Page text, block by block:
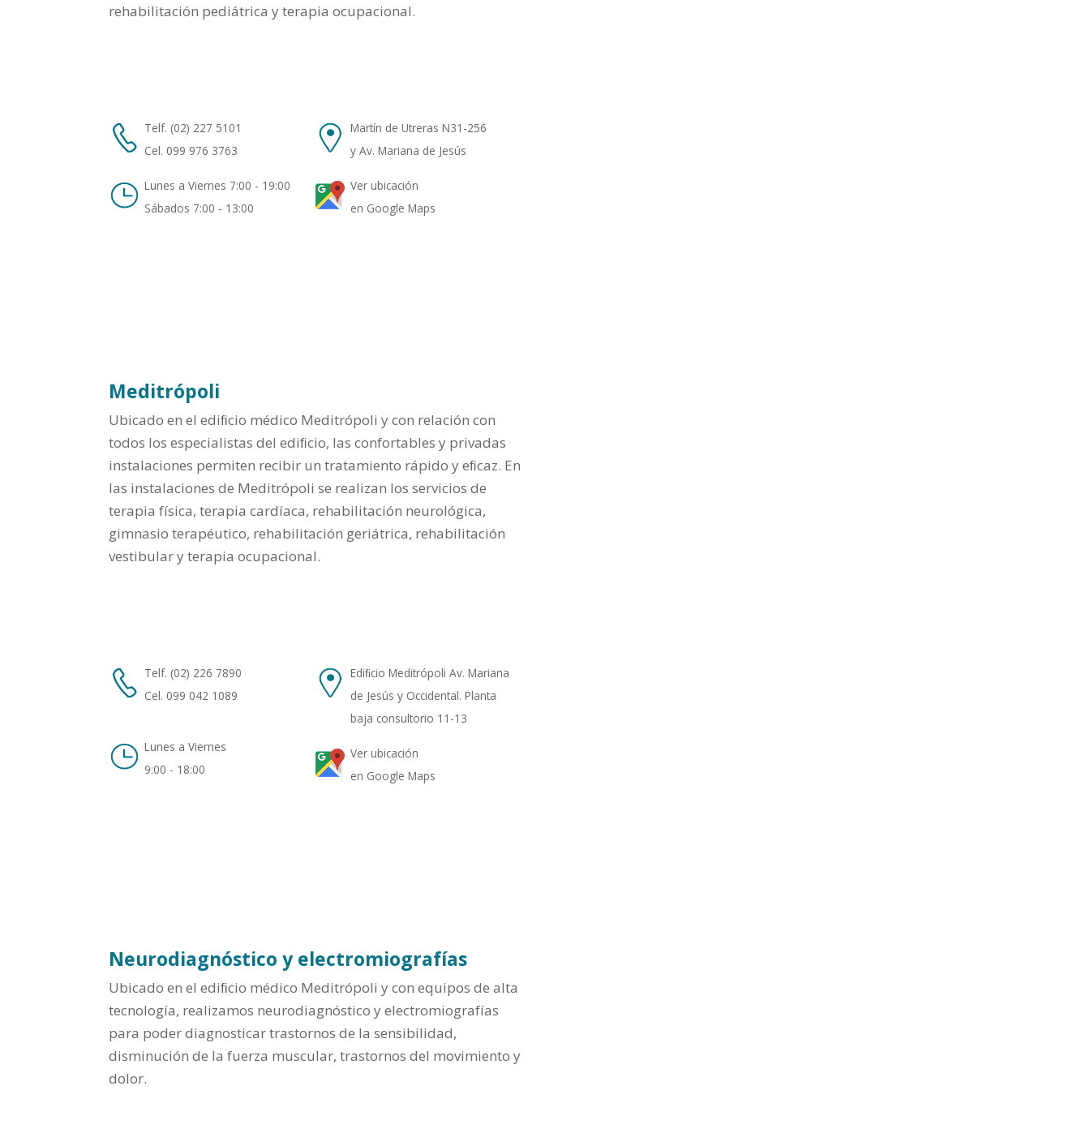
rehabilitación pediátrica y terapia ocupacional.
Telf. (02) 227 5101
Cel. 099 976 3763
Lunes a Viernes 7:00 - 19:00
Sábados 7:00 - 13:00
Martín de Utreras N31-256
y Av. Mariana de Jesús
Ver ubicación
en Google Maps
Meditrópoli
Ubicado en el ediﬁcio médico Meditrópoli y con relación con
todos los especialistas del ediﬁcio, las confortables y privadas
instalaciones permiten recibir un tratamiento rápido y eﬁcaz. En
las instalaciones de Meditrópoli se realizan los servicios de
terapia física, terapia cardíaca, rehabilitación neurológica,
gimnasio terapéutico, rehabilitación geriátrica, rehabilitación
vestibular y terapia ocupacional.
Telf. (02) 226 7890
Cel. 099 042 1089
Lunes a Viernes
9:00 - 18:00
Ediﬁcio Meditrópoli Av. Mariana
de Jesús y Occidental. Planta
baja consultorio 11-13
Ver ubicación
en Google Maps
Neurodiagnóstico y electromiografías
Ubicado en el ediﬁcio médico Meditrópoli y con equipos de alta
tecnología, realizamos neurodiagnóstico y electromiografías
para poder diagnosticar trastornos de la sensibilidad,
disminución de la fuerza muscular, trastornos del movimiento y
dolor.